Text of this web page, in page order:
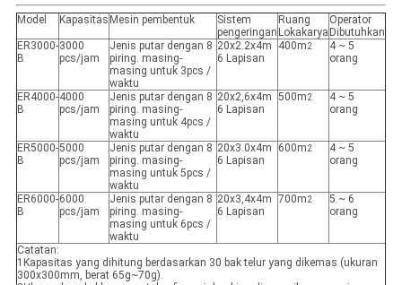
Model Kapasitas Mesin pembentuk
Sistem
pengeringan
Ruang
Lokakarya
Operator
Dibutuhkan
ER3000-
B
3000
pcs/jam
Jenis putar dengan 8
piring. masing-
masing untuk 3pcs /
waktu
20x2.2x4m
6 Lapisan
400m2
4 ~ 5
orang
ER4000-
B
4000
pcs/jam
Jenis putar dengan 8
piring. masing-
masing untuk 4pcs /
waktu
20x2,6x4m
6 Lapisan
500m2
4 ~ 5
orang
ER5000-
B
5000
pcs/jam
Jenis putar dengan 8
piring. masing-
masing untuk 5pcs /
waktu
20x3.0x4m
6 Lapisan
600m2
4 ~ 5
orang
ER6000-
B
6000
pcs/jam
Jenis putar dengan 8
piring. masing-
masing untuk 6pcs /
waktu
20x3,4x4m
6 Lapisan
700m2
5 ~ 6
orang
Catatan:
1Kapasitas yang dihitung berdasarkan 30 bak telur yang dikemas (ukuran
300x300mm, berat 65g~70g).